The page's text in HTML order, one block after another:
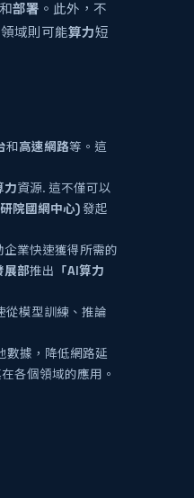
和部署 。此外，不
域則可能算力短
和高速網路等。這
力資源. 這不僅可以
院國網中心)發起
業快速獲得所需的
展部推出 「AI算力
從模型訓練、推論
數據，降低網路延
各個領域的應用。